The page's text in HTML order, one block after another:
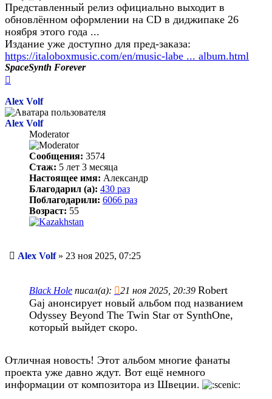
Представленный релиз официально выходит в
обновлённом оформлении на CD в диджипаке 26
ноября этого года ...
Издание уже доступно для пред-заказа:
https://italoboxmusic.com/en/music-labe ... album.html
SpaceSynth Forever
началу
Alex Volf
Alex Volf
Moderator
Сообщения: 3574
Стаж: 5 лет 3 месяца
Настоящее имя: Александр
Благодарил (а): 430 раз
Поблагодарили: 6066 раз
Возраст: 55
Сообщение
Alex Volf» 23 ноя 2025, 07:25
Black Hole писал(а): 21 ноя 2025, 20:39 Robert
Gaj анонсирует новый альбом под названием
Odyssey Beyond The Twin Star от SynthOne,
который выйдет скоро.
Отличная новость! Этот альбом многие фанаты
проекта уже давно ждут. Вот ещё немного
информации от композитора из Швеции.